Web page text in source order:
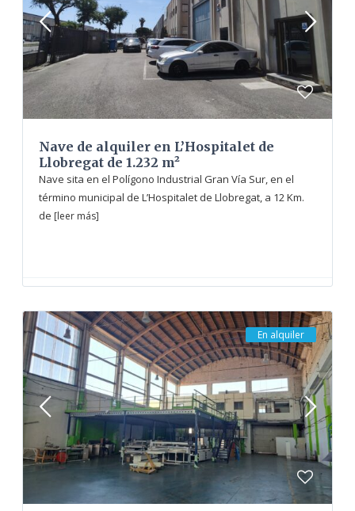
Nave de alquiler en L’Hospitalet de
Llobregat de 1.232 m²
Nave sita en el Polígono Industrial Gran Vía Sur, en el
término municipal de L’Hospitalet de Llobregat, a 12 Km.
de [leer más]
En alquiler